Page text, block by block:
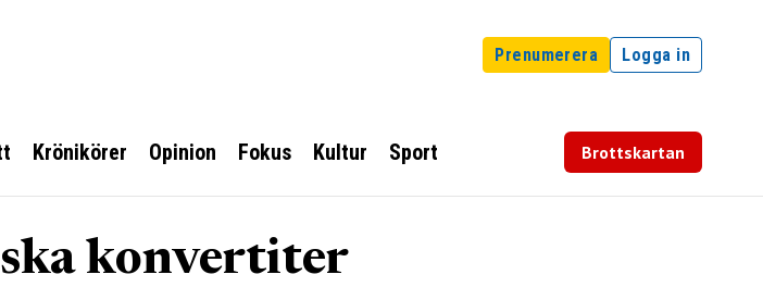
Prenumerera Logga in
Krönikörer Opinion Fokus Kultur Sport Brottskartan
konvertiter